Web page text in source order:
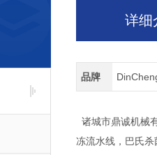
详细
品牌
诸城市鼎诚机械
冻流水线，巴氏